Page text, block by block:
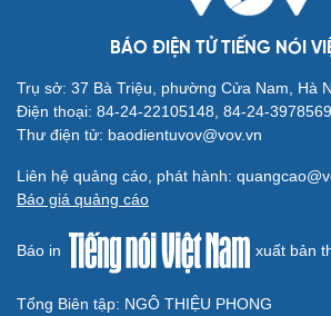
BÁO ĐIỆN TỬ TIẾNG NÓI
Trụ sở: 37 Bà Triệu, phường Cửa Nam, Hà
Điện thoại: 84-24-22105148, 84-24-
Thư điện tử: baodientuvov@vov.vn
Liên hệ quảng cáo, phát hành:
Báo giá quảng cáo
Báo in xuất bản
Tổng Biên tập: NGÔ THIỆU PHONG